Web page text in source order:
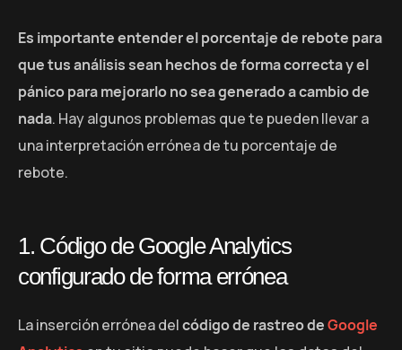
Es importante entender el porcentaje de rebote para
que tus análisis sean hechos de forma correcta y el
pánico para mejorarlo no sea generado a cambio de
nada. Hay algunos problemas que te pueden llevar a
una interpretación errónea de tu porcentaje de
rebote.
1. Código de Google Analytics
configurado de forma errónea
La inserción errónea delcódigo de rastreo deGoogle